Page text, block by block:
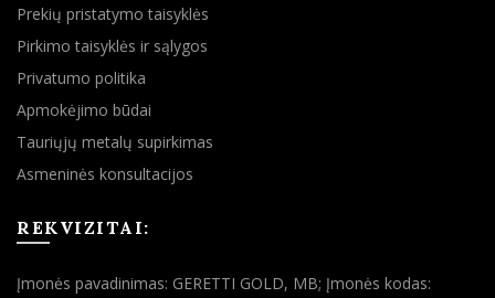
Prekių pristatymo taisyklės
Pirkimo taisyklės ir sąlygos
Privatumo politika
Apmokėjimo būdai
Tauriųjų metalų supirkimas
Asmeninės konsultacijos
REKVIZITAI:
Įmonės pavadinimas: GERETTI GOLD, MB; Įmonės kodas: